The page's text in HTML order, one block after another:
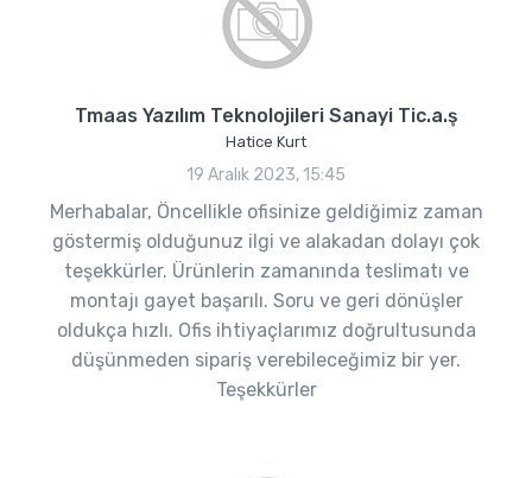
Tmaas Yazılım Teknolojileri Sanayi Tic.a.ş
Hatice Kurt
19 Aralık 2023, 15:45
Merhabalar, Öncellikle ofisinize geldiğimiz zaman
göstermiş olduğunuz ilgi ve alakadan dolayı çok
teşekkürler. Ürünlerin zamanında teslimatı ve
montajı gayet başarılı. Soru ve geri dönüşler
oldukça hızlı. Ofis ihtiyaçlarımız doğrultusunda
düşünmeden sipariş verebileceğimiz bir yer.
Teşekkürler